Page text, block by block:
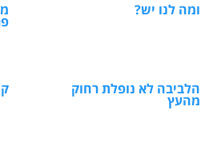
ומה לנו יש?
הלביבה לא נופלת רחוק
מהעץ